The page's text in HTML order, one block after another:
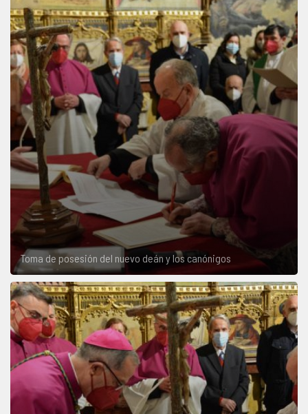
Toma de posesión del nuevo deán y los canónigos